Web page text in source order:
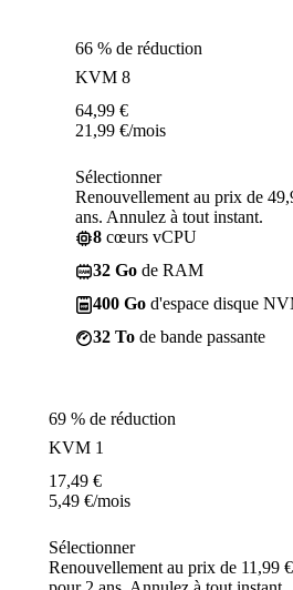
66 % de réduction
KVM 8
64,99 €
21,99 €/mois
Sélectionner
Renouvellement au prix de
ans. Annulez à tout instant.
8 cœurs vCPU
32 Go de RAM
400 Go d'espace disque
32 To de bande passante
69 % de réduction
KVM 1
17,49 €
5,49 €/mois
Sélectionner
Renouvellement au prix de 11,99